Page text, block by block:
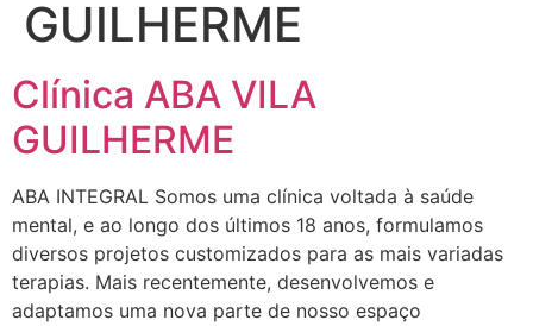
GUILHERME
Clínica ABA VILA
GUILHERME
ABA INTEGRAL Somos uma clínica voltada à saúde
mental, e ao longo dos últimos 18 anos, formulamos
diversos projetos customizados para as mais variadas
terapias. Mais recentemente, desenvolvemos e
adaptamos uma nova parte de nosso espaço